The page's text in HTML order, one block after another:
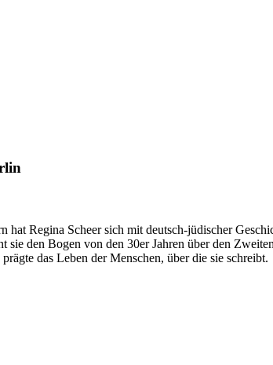
Regina Scheer sich mit deutsch-jüdischer
den Bogen von den 30er Jahren über den
das Leben der Menschen, über die sie schreibt.